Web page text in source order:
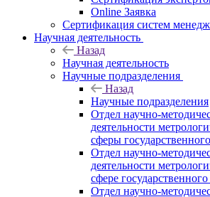
Online Заявка
Сертификация систем
Научная деятельность
Назад
Научная деятельность
Научные подразделения
Назад
Научные подразделения
Отдел научно-
деятельности
сферы
Отдел научно-
деятельности
сфере
Отдел научно-